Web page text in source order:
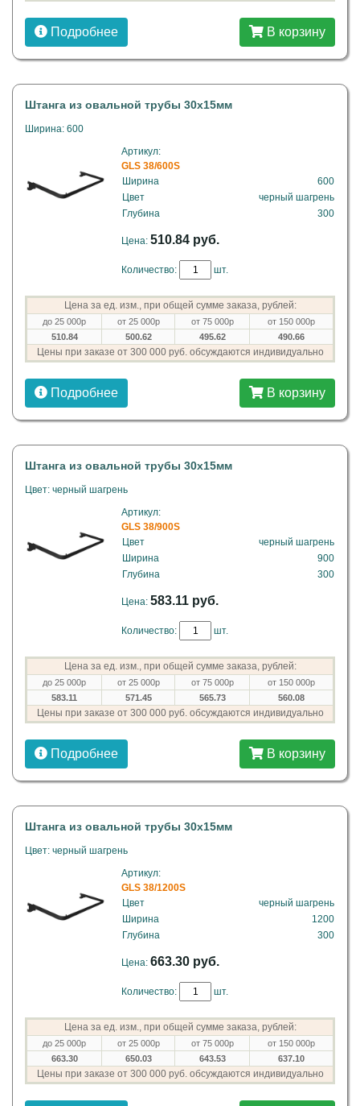
Подробнее В корзину
Штанга из овальной трубы 30х15мм
Ширина: 600
Артикул:
GLS 38/600S
Ширина
600
Цвет
черный шагрень
Глубина
300
Цена: 510.84 руб.
Количество: шт.
Цена за ед. изм., при общей сумме заказа, рублей:
до 25 000р от 25 000р от 75 000р
от 150 000р
510.84
500.62 495.62 490.66
Цены при заказе от 300 000 руб. обсуждаются индивидуально
Подробнее В корзину
Штанга из овальной трубы 30х15мм
Цвет: черный шагрень
Артикул:
GLS 38/900S
Цвет
черный шагрень
Ширина
900
Глубина
300
Цена: 583.11 руб.
Количество: шт.
Цена за ед. изм., при общей сумме заказа, рублей:
до 25 000р от 25 000р от 75 000р
от 150 000р
583.11
571.45 565.73 560.08
Цены при заказе от 300 000 руб. обсуждаются индивидуально
Подробнее В корзину
Штанга из овальной трубы 30х15мм
Цвет: черный шагрень
Артикул:
GLS 38/1200S
Цвет
черный шагрень
Ширина
1200
Глубина
300
Цена: 663.30 руб.
Количество: шт.
Цена за ед. изм., при общей сумме заказа, рублей:
до 25 000р от 25 000р от 75 000р
от 150 000р
663.30
650.03 643.53 637.10
Цены при заказе от 300 000 руб. обсуждаются индивидуально